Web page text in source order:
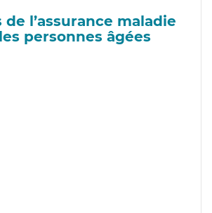
de l’assurance maladie
personnes âgées